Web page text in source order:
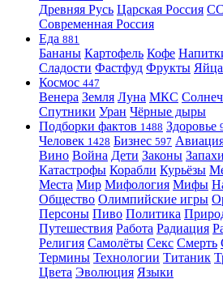
Древняя Русь Царская Россия
Современная Россия
Еда 881
Бананы Картофель Кофе
Сладости Фастфуд Фрукты Яйца
Космос 447
Венера Земля Луна МКС
Спутники Уран Чёрные дыры
Подборки фактов 1488 Здоровье
Человек 1428 Бизнес 597
Вино Война Дети Законы Запахи
Катастрофы Корабли Курьёзы
Места Мир Мифология Мифы
Общество Олимпийские игры
Персоны Пиво Политика
Путешествия Работа Радиация
Религия Самолёты Секс Смерть
Термины Технологии Титаник
Цвета Эволюция Языки